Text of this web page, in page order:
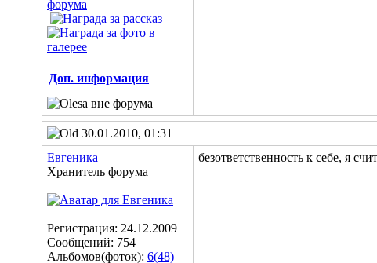
Доп. информация
30.01.2010, 01:31
Евгеника
Хранитель форума
Регистрация: 24.12.2009
Сообщений: 754
Альбомов(фоток): 6(48)
безответственность к себе, я